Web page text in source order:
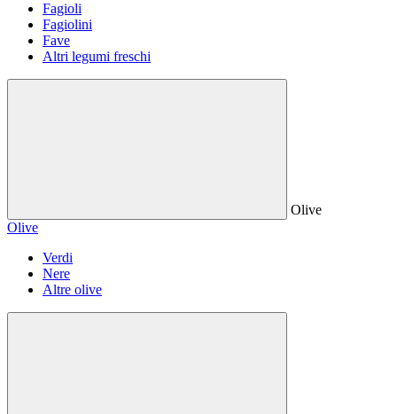
Fagioli
Fagiolini
Fave
Altri legumi freschi
Olive
Olive
Verdi
Nere
Altre olive